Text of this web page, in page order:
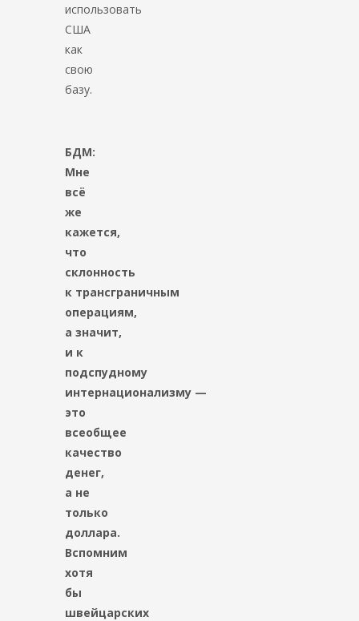
использовать
США
как
свою
базу.
БДМ:
Мне
всё
же
кажется,
что
склонность
к трансграничным
операциям,
а значит,
и к
подспудному
интернационализму —
это
всеобщее
качество
денег,
а не
только
доллара.
Вспомним
хотя
бы
швейцарских